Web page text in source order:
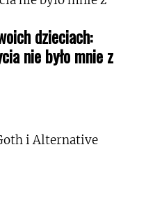
dzieciach:
nie było mnie z